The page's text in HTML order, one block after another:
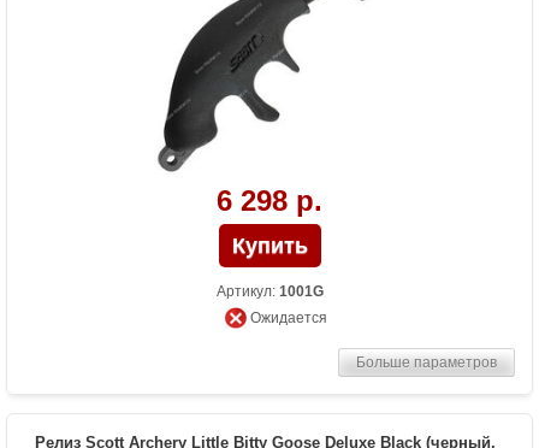
6 298 р.
Артикул: 1001G
Ожидается
Больше параметров
Релиз Scott Archery Little Bitty Goose Deluxe Black (черный,